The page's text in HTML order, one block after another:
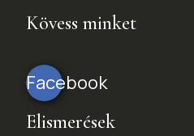
Kövess minket
Facebook
Elismerések